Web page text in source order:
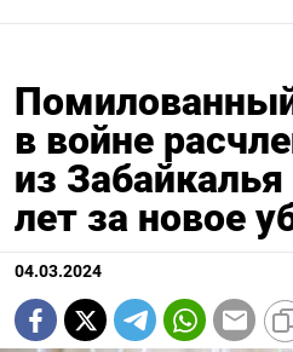
в войне
из
лет за новое
04.03.2024